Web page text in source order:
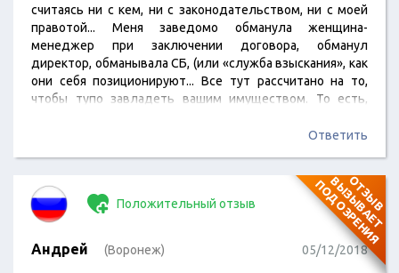
считаясь ни с кем, ни с законодательством, ни с моей
правотой... Меня заведомо обманула женщина-
менеджер при заключении договора, обманул
директор, обманывала СБ, (или «служба взыскания», как
они себя позиционируют... Все тут рассчитано на то,
чтобы тупо завладеть вашим имуществом. То есть,
сотрудник этой шаражки, (вплоть до уборщицы), будет
отзывы, но невооружённым взглядом видно, что…
Ответить
О
Т
З
Ы
В
В
Ы
З
Ы
В
А
Е
Т
П
О
Д
О
З
Р
Е
Н
И
Я
Положительный отзыв
Андрей (Воронеж) 05/12/2018